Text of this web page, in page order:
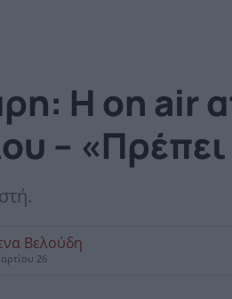
H on air
– «Πρέπει
Βελούδη
26